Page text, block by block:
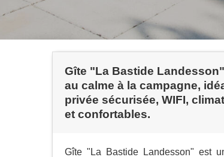
Gîte "La Bastide
au calme à la campagne,
privée sécurisée, WIFI,
et confortables.
Gîte "La Bastide Landesson" est